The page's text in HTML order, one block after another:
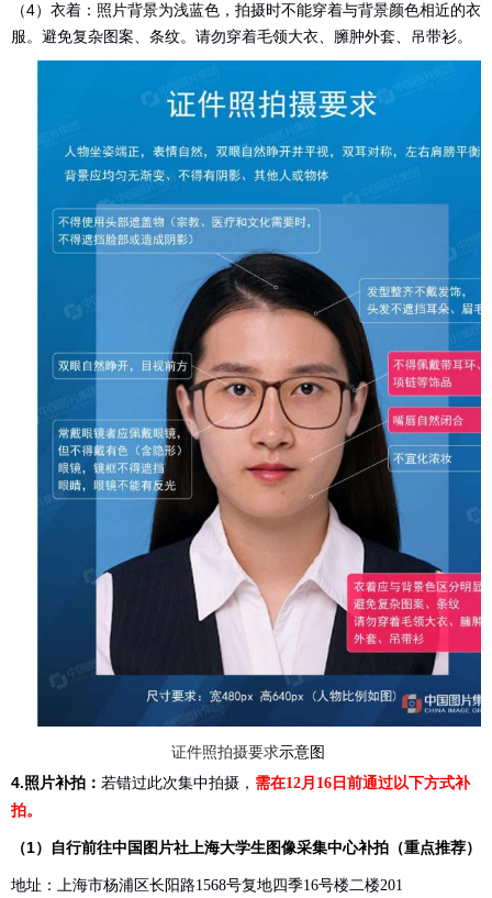
（4）衣着：照片背景为浅蓝色，拍摄时不能穿着与背景颜色相近的衣
服。避免复杂图案、条纹。请勿穿着毛领大衣、臃肿外套、吊带衫。
证件照拍摄要求示意图
4.照片补拍： 若错过此次集中拍摄， 需在12月 16 日前通过以下方式补
拍。
（1）自行前往中国图片社上海大学生图像采集中心补拍（重点推荐）
地址：上海市杨浦区长阳路1568号复地四季16号楼二楼201